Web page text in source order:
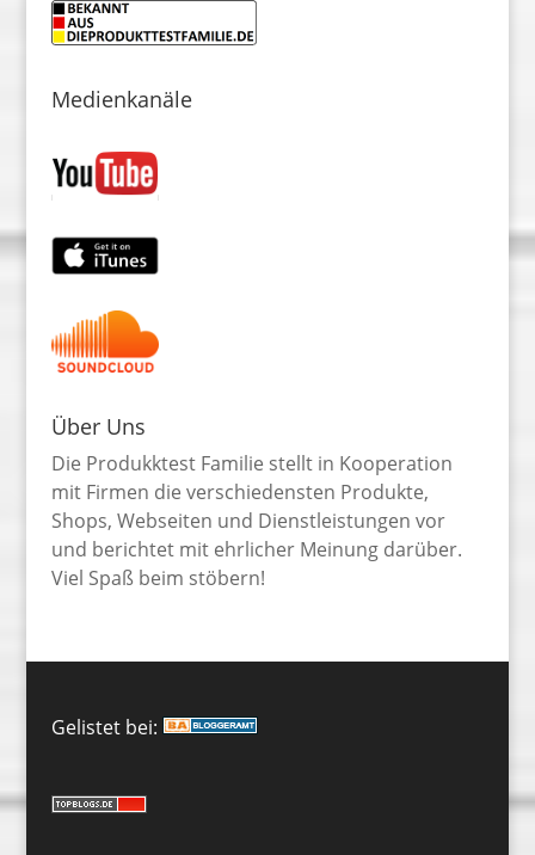
Medienkanäle
Über Uns
Die Produkktest Familie stellt in Kooperation
mit Firmen die verschiedensten Produkte,
Shops, Webseiten und Dienstleistungen vor
und berichtet mit ehrlicher Meinung darüber.
Viel Spaß beim stöbern!
Gelistet bei: